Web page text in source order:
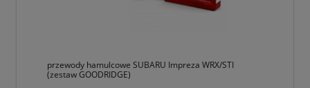
przewody hamulcowe SUBARU Impreza WRX/STI
(zestaw GOODRIDGE)